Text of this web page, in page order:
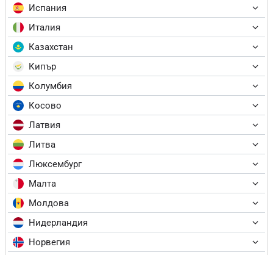
Испания
Италия
Казахстан
Кипър
Колумбия
Косово
Латвия
Литва
Люксембург
Малта
Молдова
Нидерландия
Норвегия